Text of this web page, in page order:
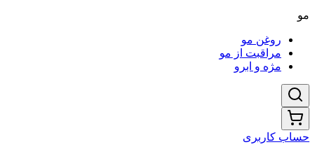
مو
روغن مو
مراقبت از مو
مژه و ابرو
حساب کاربری